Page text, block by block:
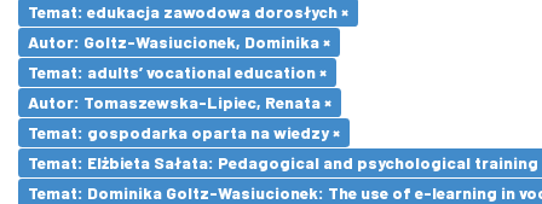
Temat: edukacja zawodowa dorosłych ×
Autor: Goltz-Wasiucionek, Dominika ×
Temat: adults’ vocational education ×
Autor: Tomaszewska-Lipiec, Renata ×
Temat: gospodarka oparta na wiedzy ×
Temat: Elżbieta Sałata: Pedagogical and psychological
Temat: Dominika Goltz-Wasiucionek: The use of e-learning in